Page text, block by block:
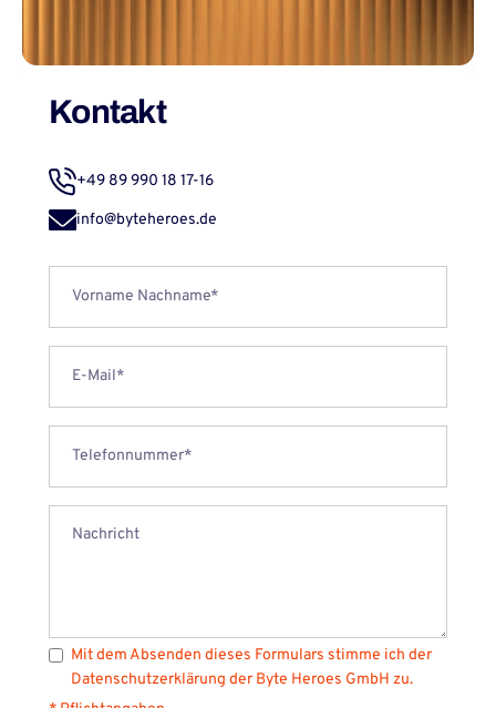
Kontakt
+49 89 990 18 17-16
info@byteheroes.de
Mit dem Absenden dieses Formulars stimme ich der
Datenschutzerklärung der Byte Heroes GmbH zu.